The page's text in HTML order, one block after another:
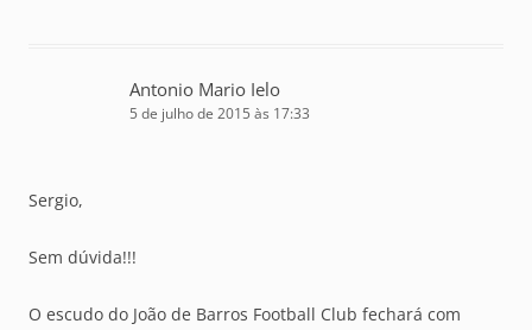
Antonio Mario Ielo
5 de julho de 2015 às 17:33
Sergio,
Sem dúvida!!!
O escudo do João de Barros Football Club fechará com